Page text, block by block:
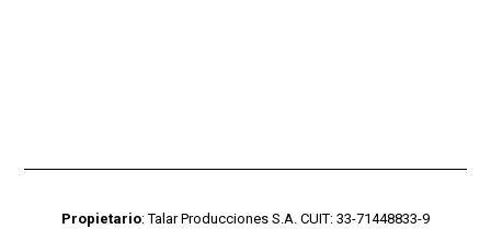
Propietario: Talar Producciones S.A. CUIT: 33-71448833-9